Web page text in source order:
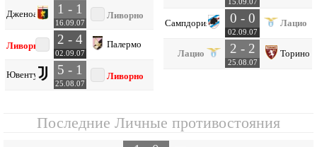
Дженоа 1 - 1
16.09.07
Ливорно
Ливорно 2 - 4
02.09.07
Палермо
Ювентус 5 - 1
25.08.07
Ливорно
Сампдория 0 - 0
02.09.07
Лацио
Лацио 2 - 2
25.08.07
Торино
Последние Личные противостояния